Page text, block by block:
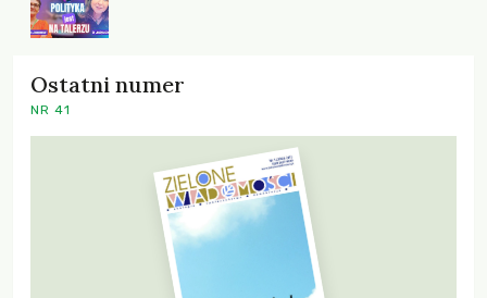
Ostatni numer
NR 41